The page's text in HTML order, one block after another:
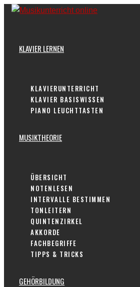
Skip
KLAVIER LERNEN
KLAVIERUNTERRICHT
KLAVIER BASISWISSEN
PIANO LEUCHTTASTEN
MUSIKTHEORIE
ÜBERSICHT
NOTENLESEN
INTERVALLE BESTIMMEN
TONLEITERN
QUINTENZIRKEL
AKKORDE
FACHBEGRIFFE
TIPPS & TRICKS
GEHÖRBILDUNG